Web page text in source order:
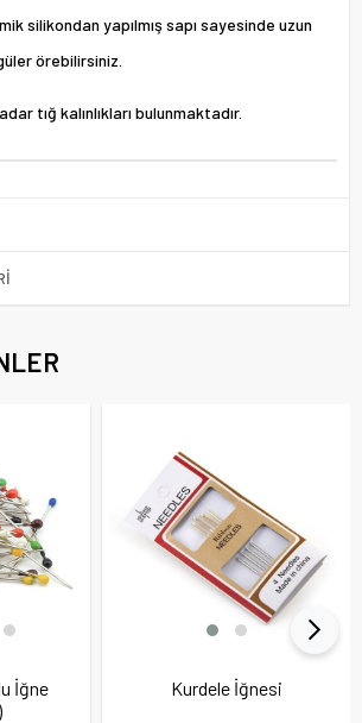
silikondan yapılmış sapı sayesinde uzun
örebilirsiniz.
tığ kalınlıkları bulunmaktadır.
İğne
Kurdele İğnesi